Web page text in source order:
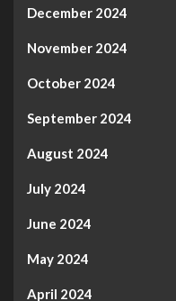
December 2024
November 2024
October 2024
September 2024
August 2024
July 2024
June 2024
May 2024
April 2024